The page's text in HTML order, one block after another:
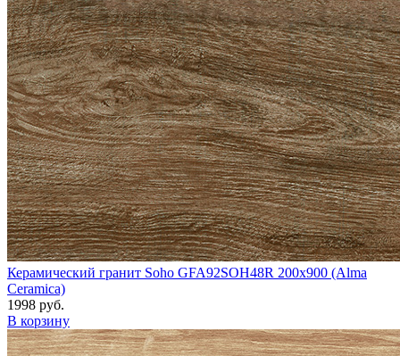
Керамический гранит Soho GFA92SOH48R 200x900 (Alma
Ceramica)
1998 руб.
В корзину